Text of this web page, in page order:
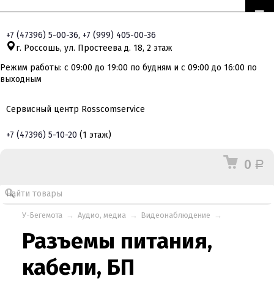
+7 (47396) 5-00-36, +7 (999) 405-00-36
г. Россошь, ул. Простеева д. 18, 2 этаж
Режим работы: с 09:00 до 19:00 по будням и с 09:00 до 16:00 по
выходным
Сервисный центр Rosscomservice
+7 (47396) 5-10-20 (1 этаж)
0 Р
У-Бегемота → Аудио, медиа → Видеонаблюдение →
Разъемы питания,
кабели, БП